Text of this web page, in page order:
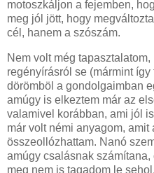
motoszkáljon a fejemben,
meg jól jött, hogy
cél, hanem a szószám.
Nem volt még
regényírásról se (mármint
dörömböl a gondolgaimban
amúgy is elkeztem már az
valamivel korábban, ami jól
már volt némi anyagom, amit
összeollózhattam. Nanó
amúgy csalásnak
meg nem is tagadom le